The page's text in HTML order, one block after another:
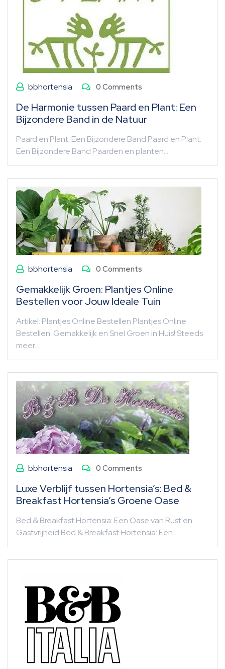
bbhortensia 0 Comments
De Harmonie tussen Paard en Plant: Een
Bijzondere Band in de Natuur
Paard en Plant: Een Bijzondere Band Paard en Plant:
Een Bijzondere Band Paarden en planten…
bbhortensia 0 Comments
Gemakkelijk Groen: Plantjes Online
Bestellen voor Jouw Ideale Tuin
Artikel: Plantjes Online Bestellen Plantjes Online
Bestellen: Gemakkelijk en Snel Groen in Huis! Steeds
meer…
bbhortensia 0 Comments
Luxe Verblijf tussen Hortensia’s: Bed &
Breakfast Hortensia’s Groene Oase
Bed & Breakfast Hortensia: Een Oase van Rust en
Gastvrijheid Bed & Breakfast Hortensia: Een…